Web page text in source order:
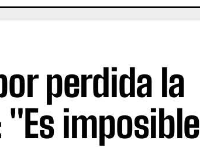
perdida la
imposible